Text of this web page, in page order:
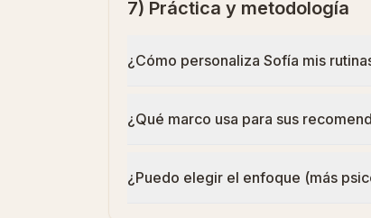
7) Práctica y metodología
¿Cómo personaliza Sofía mis
¿Qué marco usa para sus
¿Puedo elegir el enfoque (más